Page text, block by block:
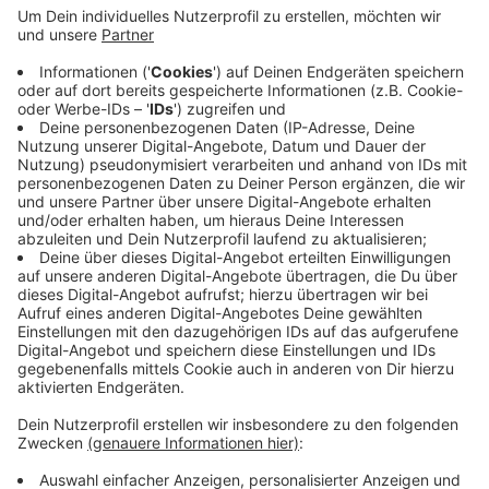
Anzeige
Zusammen mit einem Freund war der 15-Jährige mit
seinem Mofa auf der Quettinger Straße unterwegs als
ihn ein Auto erfasst hat. Nach ersten Erkenntnissen
wollte ein 54-jähriger Honda-Fahrer links, auf der Höhe
eines Supermarktes, abbiegen und prallte dann mit
dem Mofafahrer zusammen. Rettungskräfte brachten
den Jungen in ein Krankenhaus.
Anzeige
Anzeige